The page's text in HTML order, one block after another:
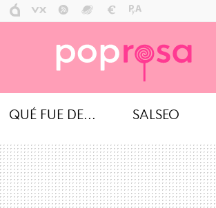
QUÉ FUE DE... SALSEO